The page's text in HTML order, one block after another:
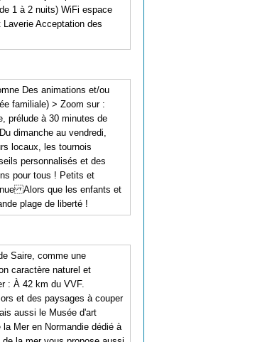
1 à 2 nuits) WiFi espace
Acceptation des
Des animations et/ou
familiale) > Zoom sur :
prélude à 30 minutes de
dimanche au vendredi,
locaux, les tournois
personnalisés et des
pour tous ! Petits et
Alors que les enfants et
plage de liberté !
Saire, comme une
caractère naturel et
: À 42 km du VVF.
et des paysages à couper
aussi le Musée d'art
Mer en Normandie dédié à